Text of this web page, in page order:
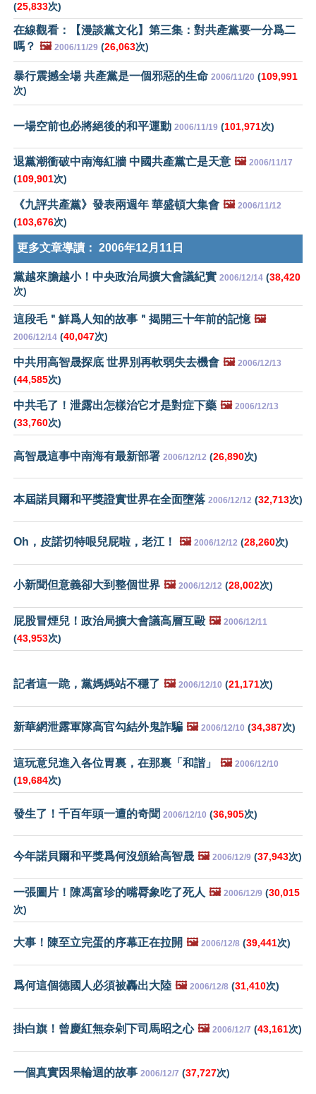
(25,833次)
在線觀看：【漫談黨文化】第三集：對共產黨要一分爲二
嗎？ 🖼️ 2006/11/29 (26,063次)
暴行震撼全場 共產黨是一個邪惡的生命 2006/11/20 (109,991
次)
一場空前也必將絕後的和平運動 2006/11/19 (101,971次)
退黨潮衝破中南海紅牆 中國共產黨亡是天意 🖼️ 2006/11/17
(109,901次)
《九評共產黨》發表兩週年 華盛頓大集會 🖼️ 2006/11/12
(103,676次)
更多文章導讀： 2006年12月11日
黨越來膽越小！中央政治局擴大會議紀實 2006/12/14 (38,420
次)
這段毛＂鮮爲人知的故事＂揭開三十年前的記憶 🖼️
2006/12/14 (40,047次)
中共用高智晟探底 世界別再軟弱失去機會 🖼️ 2006/12/13
(44,585次)
中共毛了！泄露出怎樣治它才是對症下藥 🖼️ 2006/12/13
(33,760次)
高智晟這事中南海有最新部署 2006/12/12 (26,890次)
本屆諾貝爾和平獎證實世界在全面墮落 2006/12/12 (32,713次)
Oh，皮諾切特哏兒屁啦，老江！ 🖼️ 2006/12/12 (28,260次)
小新聞但意義卻大到整個世界 🖼️ 2006/12/12 (28,002次)
屁股冒煙兒！政治局擴大會議高層互毆 🖼️ 2006/12/11
(43,953次)
記者這一跪，黨媽媽站不穩了 🖼️ 2006/12/10 (21,171次)
新華網泄露軍隊高官勾結外鬼詐騙 🖼️ 2006/12/10 (34,387次)
這玩意兒進入各位胃裏，在那裏「和諧」 🖼️ 2006/12/10
(19,684次)
發生了！千百年頭一遭的奇聞 2006/12/10 (36,905次)
今年諾貝爾和平獎爲何沒頒給高智晟 🖼️ 2006/12/9 (37,943次)
一張圖片！陳馮富珍的嘴脣象吃了死人 🖼️ 2006/12/9 (30,015
次)
大事！陳至立完蛋的序幕正在拉開 🖼️ 2006/12/8 (39,441次)
爲何這個德國人必須被轟出大陸 🖼️ 2006/12/8 (31,410次)
掛白旗！曾慶紅無奈剁下司馬昭之心 🖼️ 2006/12/7 (43,161次)
一個真實因果輪迴的故事 2006/12/7 (37,727次)